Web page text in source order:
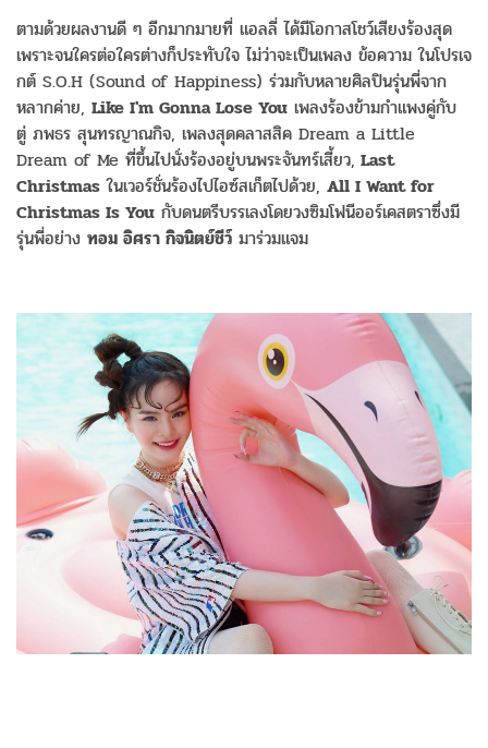
ตามด้วยผลงานดี ๆ อีกมากมายที่ แอลลี่ ได้มีโอกาสโชว์เสียงร้องสุด
เพราะจนใครต่อใครต่างก็ประทับใจ ไม่ว่าจะเป็นเพลง ข้อความ ในโปรเจ
กต์ S.O.H (Sound of Happiness) ร่วมกับหลายศิลปินรุ่นพี่จาก
หลากค่าย, Like I'm Gonna Lose You เพลงร้องข้ามกำแพงคู่กับ
ตู่ ภพธร สุนทรญาณกิจ, เพลงสุดคลาสสิค Dream a Little
Dream of Me ที่ขึ้นไปนั่งร้องอยู่บนพระจันทร์เสี้ยว, Last
Christmas ในเวอร์ชั่นร้องไปไอซ์สเก็ตไปด้วย, All I Want for
Christmas Is You กับดนตรีบรรเลงโดยวงซิมโฟนีออร์เคสตราซึ่งมี
รุ่นพี่อย่าง ทอม อิศรา กิจนิตย์ชีว์ มาร่วมแจม